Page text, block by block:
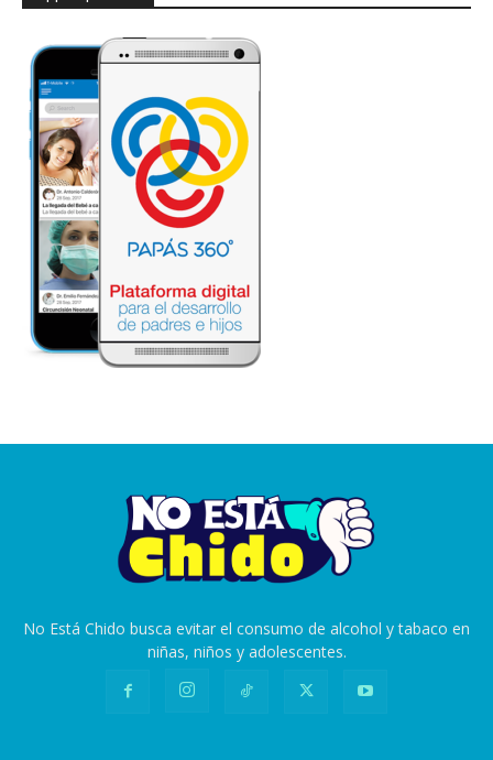
No Está Chido busca evitar el consumo de alcohol y tabaco en
niñas, niños y adolescentes.